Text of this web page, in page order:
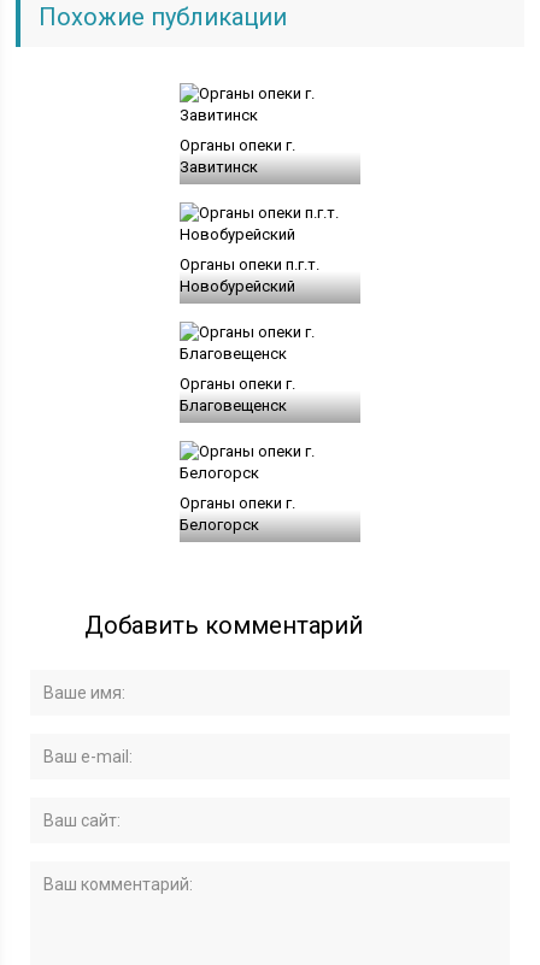
Похожие публикации
Органы опеки г.
Завитинск
Органы опеки п.г.т.
Новобурейский
Органы опеки г.
Благовещенск
Органы опеки г.
Белогорск
Добавить комментарий